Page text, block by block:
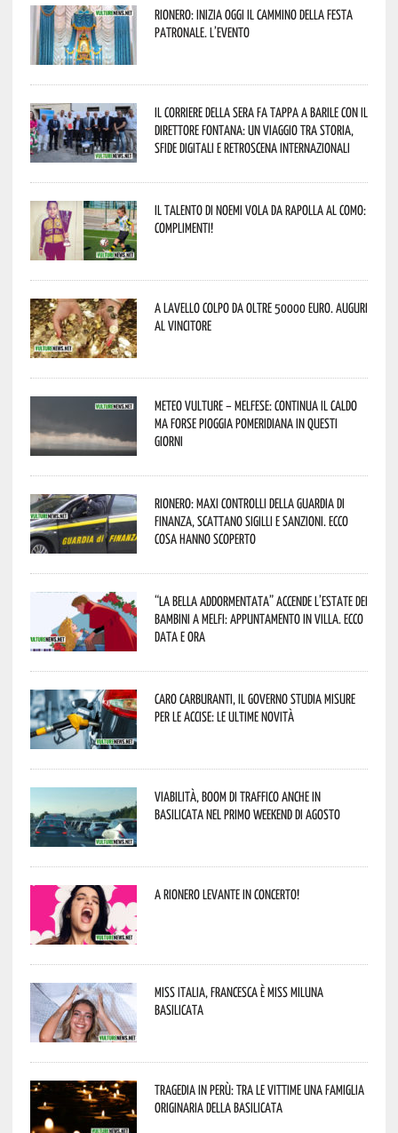
Rionero: inizia oggi il cammino della Festa
Patronale. L’evento
Il Corriere della Sera fa tappa a Barile con il
Direttore Fontana: un viaggio tra storia,
sfide digitali e retroscena internazionali
Il talento di Noemi vola da Rapolla al Como:
complimenti!
A Lavello colpo da oltre 50000 euro. Auguri
al vincitore
Meteo Vulture – melfese: continua il caldo
ma forse pioggia pomeridiana in questi
giorni
Rionero: maxi controlli della Guardia di
Finanza, scattano sigilli e sanzioni. Ecco
cosa hanno scoperto
“La Bella addormentata” accende l’estate dei
bambini a Melfi: appuntamento in Villa. Ecco
data e ora
Caro carburanti, il governo studia misure
per le accise: le ultime novità
Viabilità, boom di traffico anche in
Basilicata nel primo weekend di agosto
A Rionero Levante in concerto!
Miss Italia, Francesca è Miss Miluna
Basilicata
Tragedia in Perù: tra le vittime una famiglia
originaria della Basilicata